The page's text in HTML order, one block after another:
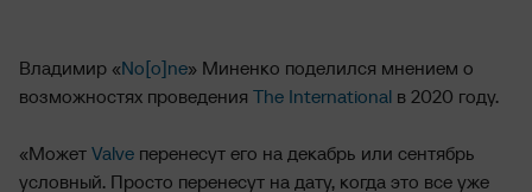
Владимир «No[o]ne» Миненко поделился мнением о
возможностях проведения The International в 2020 году.
«Может Valve перенесут его на декабрь или сентябрь
условный. Просто перенесут на дату, когда это все уже